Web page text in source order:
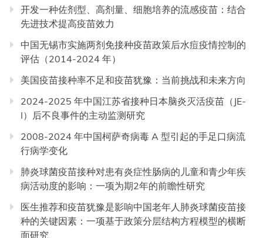
开发一种佐剂型、高剂量、细胞培养的流感疫苗：结合
先进技术提高疫苗效力
中国无锡市实施两剂免接种疫苗政策后水痘疫情控制的
评估（2014-2024 年）
美国疫苗接种率不足和疫苗犹豫：当前挑战和未来方向
2024-2025 年中国江苏省接种日本脑炎灭活疫苗（JE-
I）后不良事件的主动监测研究
2008-2024 年中国柯萨奇病毒 A 型引起的手足口病流
行病学变化
肺炎球菌疫苗接种对患有炎症性肠病的儿童和青少年疾
病活动度的影响：一项为期2年的前瞻性研究
医生推荐和疫苗犹豫是影响中国老年人肺炎球菌疫苗接
种的关键因素：一项基于政策分层结构方程模型的横断
面研究